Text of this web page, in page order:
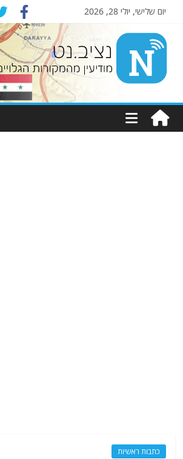
יום שלישי, יולי 28, 2026
Nziv.net
מודיעין
מהמקורות
כתבות ראשיות